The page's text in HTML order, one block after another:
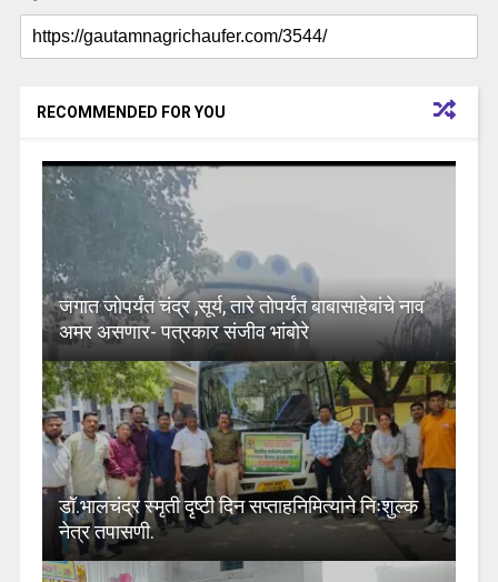
RECOMMENDED FOR YOU
जगात जोपर्यंत चंद्र ,सूर्य, तारे तोपर्यंत बाबासाहेबांचे नाव
अमर असणार- पत्रकार संजीव भांबोरे
डॉ.भालचंद्र स्मृती दृष्टी दिन सप्ताहनिमित्याने निःशुल्क
नेत्र तपासणी.